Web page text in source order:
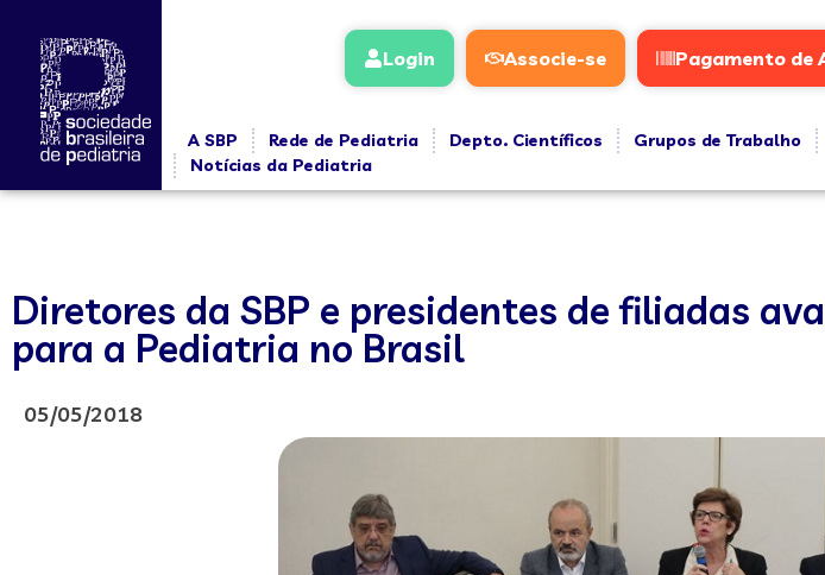
Login Associe-se Pagamento de
A SBP Rede de Pediatria Depto. Científicos Grupos de Trabalho
Notícias da Pediatria
Diretores da SBP e presidentes de filiadas
para a Pediatria no Brasil
05/05/2018